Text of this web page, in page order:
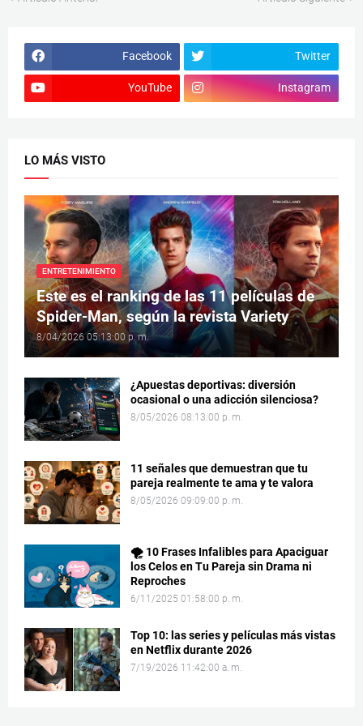
Facebook Twitter
YouTube Instagram
LO MÁS VISTO
ENTRETENIMIENTO
Este es el ranking de las 11 películas de
Spider-Man, según la revista Variety
8/04/2026 05:13:00 p. m.
¿Apuestas deportivas: diversión
ocasional o una adicción silenciosa?
8/05/2026 08:13:00 p. m.
11 señales que demuestran que tu
pareja realmente te ama y te valora
8/05/2026 09:09:00 p. m.
🌪️ 10 Frases Infalibles para Apaciguar
los Celos en Tu Pareja sin Drama ni
Reproches
6/11/2025 01:58:00 p. m.
Top 10: las series y películas más vistas
en Netflix durante 2026
7/19/2026 11:42:00 a. m.